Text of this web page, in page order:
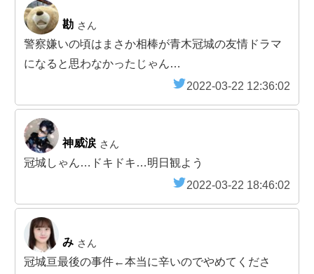
勘 さん
警察嫌いの頃はまさか相棒が青木冠城の友情ドラマ
になると思わなかったじゃん…
2022-03-22 12:36:02
神威涙 さん
冠城しゃん…ドキドキ…明日観よう
2022-03-22 18:46:02
み さん
冠城亘最後の事件←本当に辛いのでやめてくださ